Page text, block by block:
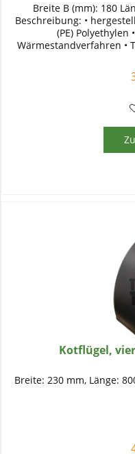
Breite B (mm): 180
Beschreibung: •
(PE)
Wärmestandverfahren •
Kotflügel,
Breite: 230 mm, Länge: